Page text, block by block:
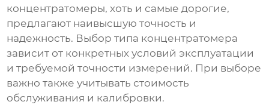
концентратомеры, хоть и самые дорогие,
предлагают наивысшую точность и
надежность. Выбор типа концентратомера
зависит от конкретных условий эксплуатации
и требуемой точности измерений. При выборе
важно также учитывать стоимость
обслуживания и калибровки.